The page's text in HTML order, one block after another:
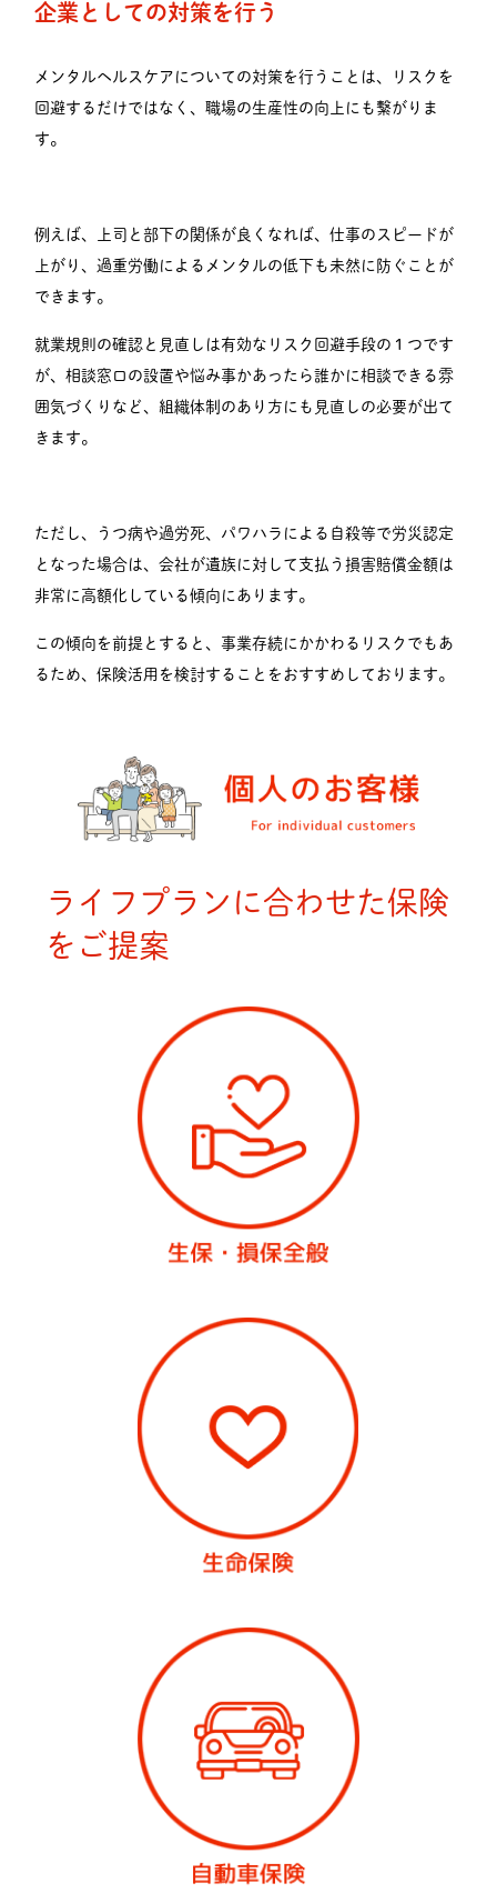
企業としての対策を行う
メンタルヘルスケアについての対策を行うことは、リスクを
回避するだけではなく、職場の生産性の向上にも繋がりま
す。
例えば、上司と部下の関係が良くなれば、仕事のスピードが
上がり、過重労働によるメンタルの低下も未然に防ぐことが
できます。
就業規則の確認と見直しは有効なリスク回避手段の１つです
が、相談窓口の設置や悩み事かあったら誰かに相談できる雰
囲気づくりなど、組織体制のあり方にも見直しの必要が出て
きます。
ただし、うつ病や過労死、パワハラによる自殺等で労災認定
となった場合は、会社が遺族に対して支払う損害賠償金額は
非常に高額化している傾向にあります。
この傾向を前提とすると、事業存続にかかわるリスクでもあ
るため、保険活用を検討することをおすすめしております。
ライフプランに合わせた保険
をご提案